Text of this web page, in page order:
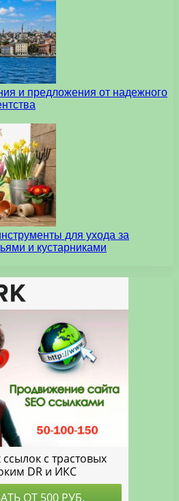
и предложения от надежного
для ухода за
и кустарниками